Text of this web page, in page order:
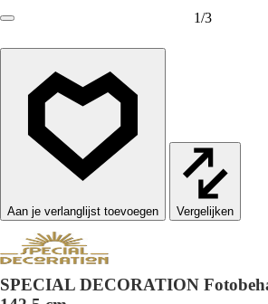
1/3
Vergelijken
SPECIAL DECORATION